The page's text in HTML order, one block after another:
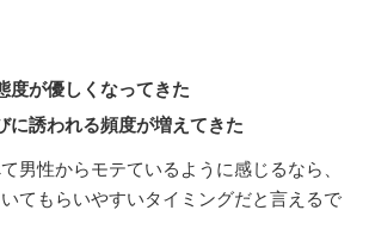
度が優しくなってきた
に誘われる頻度が増えてきた
男性からモテているように感じるなら、
てもらいやすいタイミングだと言えるで